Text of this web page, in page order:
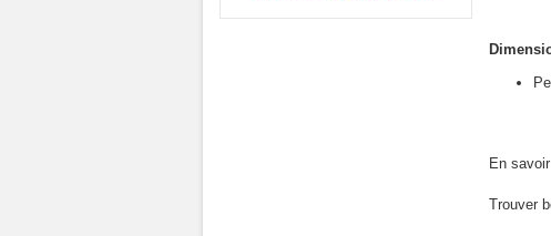
En savoir
Trouver